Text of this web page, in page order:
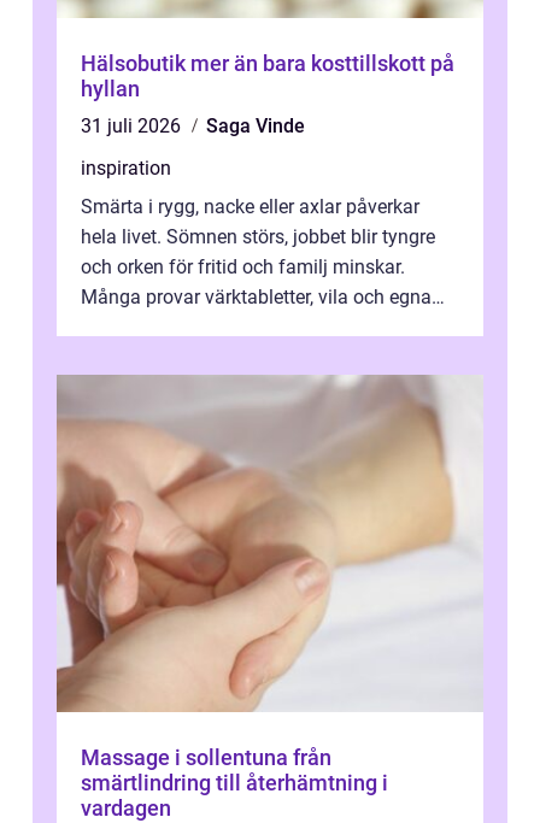
Hälsobutik mer än bara kosttillskott på
hyllan
31 juli 2026
Saga Vinde
inspiration
Smärta i rygg, nacke eller axlar påverkar
hela livet. Sömnen störs, jobbet blir tyngre
och orken för fritid och familj minskar.
Många provar värktabletter, vila och egna
Massage i sollentuna från
smärtlindring till återhämtning i
vardagen